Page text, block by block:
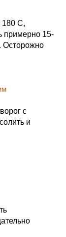
180 С,
примерно 15-
Осторожно
с
и